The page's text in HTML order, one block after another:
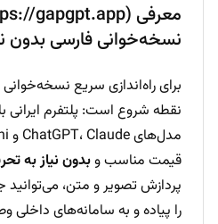
نسخه‌خوانی فارسی بدون
برای راه‌اندازی سریع نسخه‌خوانی
نقطه شروع است: پلتفرم ایرانی
قیمت مناسب وبدون نیاز به
را پیاده و به سامانه‌های داخلی